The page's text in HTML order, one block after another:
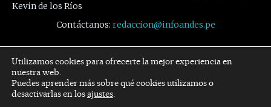
Kevin de los Ríos
Contáctanos: redaccion@infoandes.pe
Síguenos
Facebook Twitter Youtube
Utilizamos cookies para ofrecerte la mejor experiencia en
nuestra web.
Puedes aprender más sobre qué cookies utilizamos o
desactivarlas en losajustes.